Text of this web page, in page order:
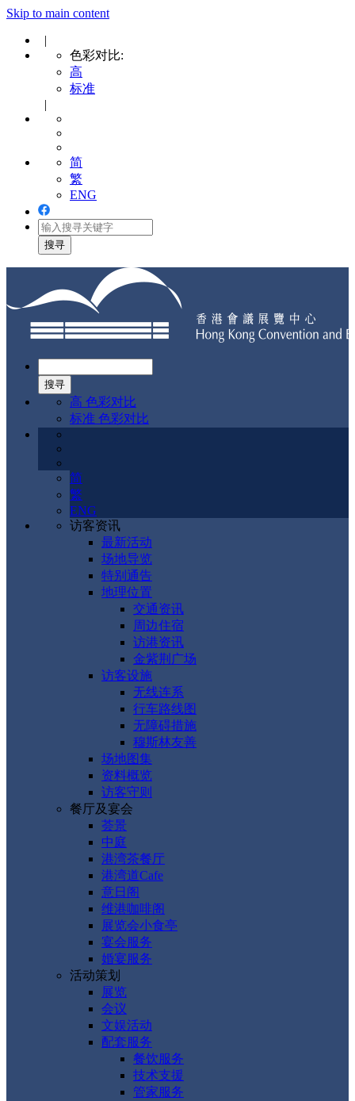
Skip to main content
|
色彩对比:
高
标准
|
简
繁
ENG
navigation
高 色彩对比
标准 色彩对比
简
繁
ENG
访客资讯
最新活动
场地导览
特别通告
地理位置
交通资讯
周边住宿
访港资讯
金紫荆广场
访客设施
无线连系
行车路线图
无障碍措施
穆斯林友善
场地图集
资料概览
访客守则
餐厅及宴会
荟景
中庭
港湾茶餐厅
港湾道Cafe
意日阁
维港咖啡阁
展览会小食亭
宴会服务
婚宴服务
活动策划
展览
会议
文娱活动
配套服务
餐饮服务
技术支援
管家服务